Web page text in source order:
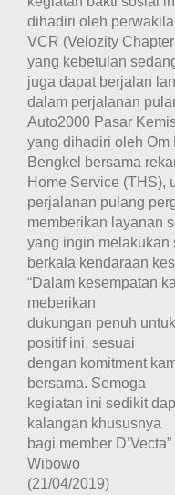
dihadiri oleh
VCR (Velozity
yang kebetulan
juga dapat berjalan
dalam perjalanan
Auto2000 Pasar
yang dihadiri oleh
Bengkel bersama
Home Service (THS),
perjalanan pulang
memberikan layanan
yang ingin melakukan
berkala kendaraan
“Dalam kesempatan
meberikan
dukungan penuh
positif ini, sesuai
dengan komitment
bersama. Semoga
kegiatan ini sedikit
kalangan khususnya
bagi member
Wibowo
(21/04/2019)